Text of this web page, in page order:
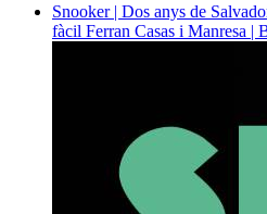
Snooker | Dos anys de
fàcil Ferran Casas i Manresa |